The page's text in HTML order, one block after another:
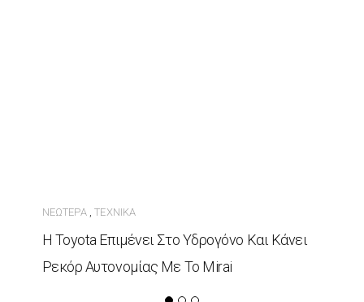
ΝΕΏΤΕΡΑ,ΤΕΧΝΙΚΆ
Η Toyota Επιμένει Στο Υδρογόνο Και Κάνει
Ρεκόρ Αυτονομίας Με Το Mirai